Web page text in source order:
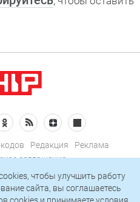
Редакция
Реклама
соглашение
на рассылку
чтобы улучшить работу
сайта, вы соглашаетесь